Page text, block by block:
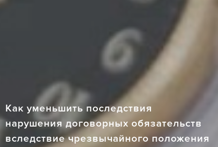
Как уменьшить последствия
нарушения договорных обязательств
вследствие чрезвычайного положения